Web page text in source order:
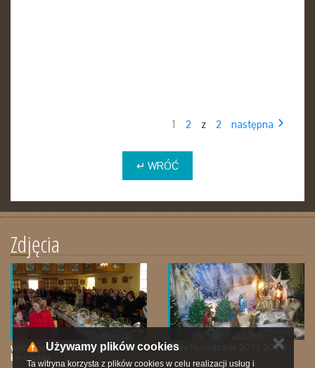
1 2 z 2 następna
↵ WRÓĆ
Zdjęcia
wilkanoc2020 prace przy
kmościele
Boże Narodzenie 2019 2020
Używamy plików cookies
Ta witryna korzysta z plików cookies w celu realizacji usług i
✕